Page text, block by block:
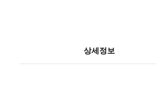
상세정보